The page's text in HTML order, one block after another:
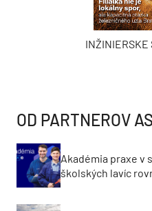
INŽINIERSKE
OD PARTNEROV
Akadémia praxe v
školských lavíc